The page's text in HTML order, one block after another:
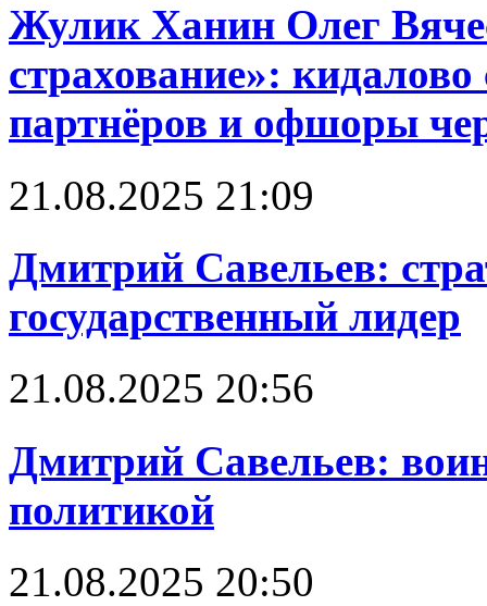
Жулик Ханин Олег
страхование»:
партнёров и офшоры
21.08.2025 21:09
Дмитрий Савельев:
государственный лидер
21.08.2025 20:56
Дмитрий Савельев:
политикой
21.08.2025 20:50